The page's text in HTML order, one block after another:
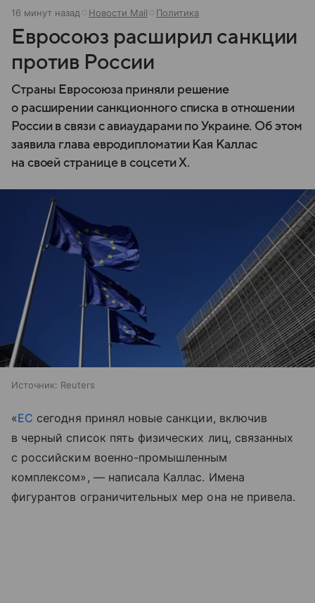
16 минут назад Новости Mail Политика
Евросоюз расширил санкции
против России
Страны Евросоюза приняли решение
о расширении санкционного списка в отношении
России в связи с авиаударами по Украине. Об этом
заявила глава евродипломатии Кая Каллас
на своей странице в соцсети X.
Источник: Reuters
«ЕС сегодня принял новые санкции, включив
в черный список пять физических лиц, связанных
с российским военно-промышленным
комплексом», — написала Каллас. Имена
фигурантов ограничительных мер она не привела.